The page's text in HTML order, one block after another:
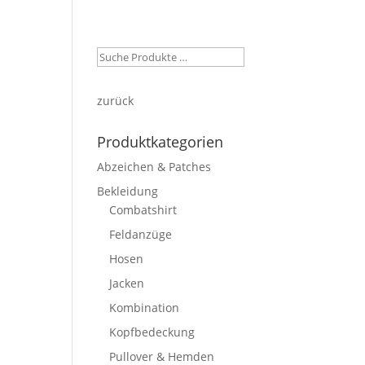
zurück
Produktkategorien
Abzeichen & Patches
Bekleidung
Combatshirt
Feldanzüge
Hosen
Jacken
Kombination
Kopfbedeckung
Pullover & Hemden